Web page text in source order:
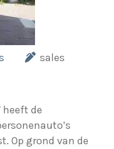
sales
heeft de
Op grond van de